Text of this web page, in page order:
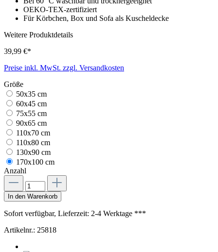
OEKO-TEX-zertifiziert
Für Körbchen, Box und Sofa als Kuscheldecke
Weitere Produktdetails
39,99 €*
Preise inkl. MwSt. zzgl. Versandkosten
Größe
50x35 cm
60x45 cm
75x55 cm
90x65 cm
110x70 cm
110x80 cm
130x90 cm
170x100 cm
Anzahl
In den Warenkorb
Sofort verfügbar, Lieferzeit: 2-4 Werktage ***
Artikelnr.: 25818